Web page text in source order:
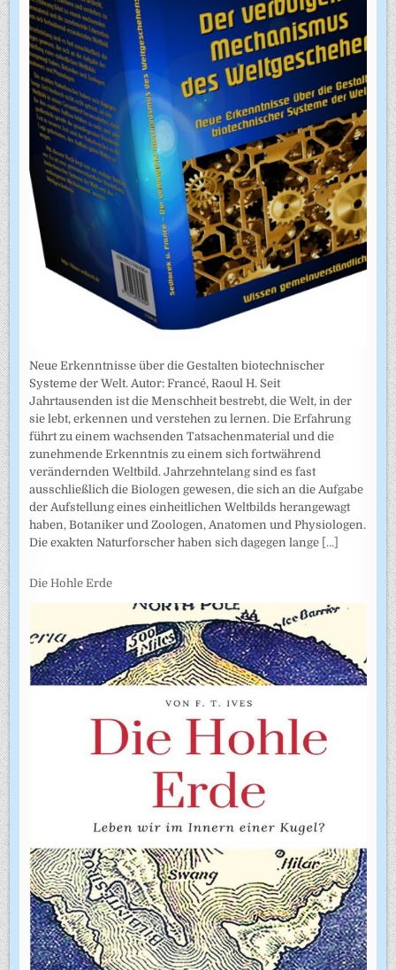
Neue Erkenntnisse über die Gestalten biotechnischer
Systeme der Welt. Autor: Francé, Raoul H. Seit
Jahrtausenden ist die Menschheit bestrebt, die Welt, in der
sie lebt, erkennen und verstehen zu lernen. Die Erfahrung
führt zu einem wachsenden Tatsachenmaterial und die
zunehmende Erkenntnis zu einem sich fortwährend
verändernden Weltbild. Jahrzehntelang sind es fast
ausschließlich die Biologen gewesen, die sich an die Aufgabe
der Aufstellung eines einheitlichen Weltbilds herangewagt
haben, Botaniker und Zoologen, Anatomen und Physiologen.
Die exakten Naturforscher haben sich dagegen lange [...]
Die Hohle Erde